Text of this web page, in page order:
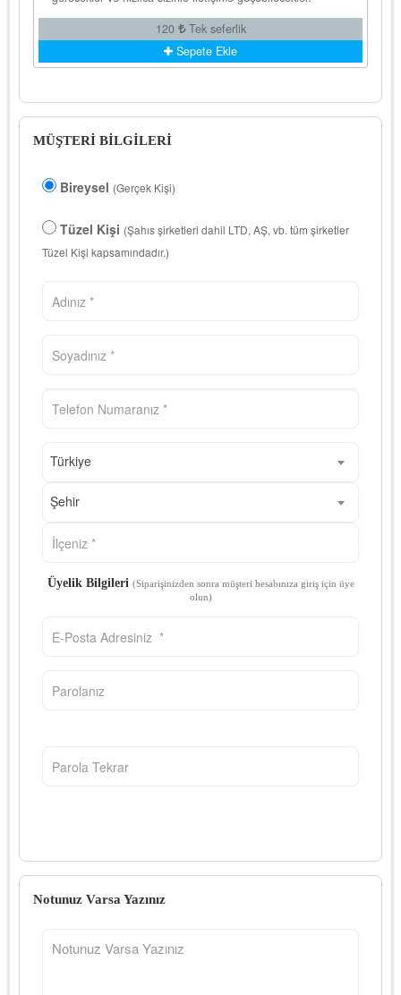
120
Tek seferlik
Sepete Ekle
MÜŞTERİ BİLGİLERİ
Bireysel (Gerçek Kişi)
Tüzel Kişi (Şahıs şirketleri dahil LTD, AŞ, vb. tüm şirketler
Tüzel Kişi kapsamındadır.)
Türkiye
Şehir
Üyelik Bilgileri (Siparişinizden sonra müşteri hesabınıza giriş için üye
olun)
Notunuz Varsa Yazınız